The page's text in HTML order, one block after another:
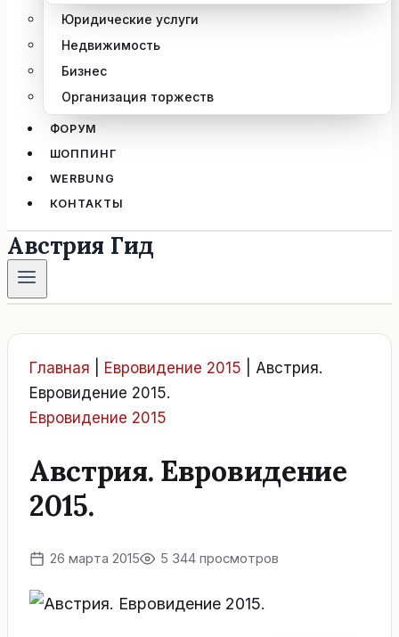
Юридические услуги
Недвижимость
Бизнес
Организация торжеств
ФОРУМ
ШОППИНГ
WERBUNG
КОНТАКТЫ
Австрия Гид
Главная Евровидение 2015
Австрия.
Евровидение 2015.
Евровидение 2015
Австрия. Евровидение
2015.
26 марта 2015 5 344 просмотров